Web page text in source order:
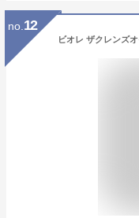
no. 12